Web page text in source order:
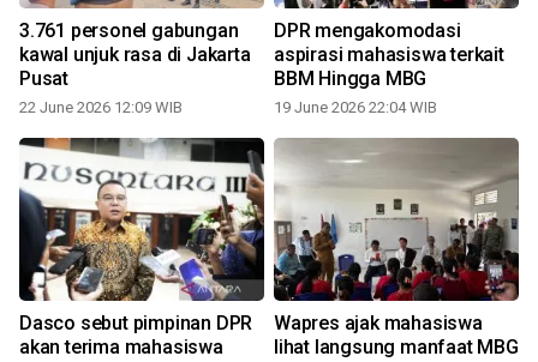
3.761 personel gabungan
kawal unjuk rasa di Jakarta
Pusat
22 June 2026 12:09 WIB
DPR mengakomodasi
aspirasi mahasiswa terkait
BBM Hingga MBG
19 June 2026 22:04 WIB
Dasco sebut pimpinan DPR
akan terima mahasiswa
Wapres ajak mahasiswa
lihat langsung manfaat MBG